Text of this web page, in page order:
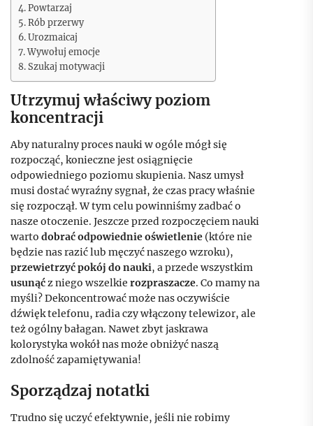
Powtarzaj
Rób przerwy
Urozmaicaj
Wywołuj emocje
Szukaj motywacji
Utrzymuj właściwy poziom
koncentracji
Aby naturalny proces nauki w ogóle mógł się
rozpocząć, konieczne jest osiągnięcie
odpowiedniego poziomu skupienia. Nasz umysł
musi dostać wyraźny sygnał, że czas pracy właśnie
się rozpoczął. W tym celu powinniśmy zadbać o
nasze otoczenie. Jeszcze przed rozpoczęciem nauki
warto dobrać odpowiednie oświetlenie (które nie
będzie nas razić lub męczyć naszego wzroku),
przewietrzyć pokój do nauki, a przede wszystkim
usunąćz niego wszelkie rozpraszacze. Co mamy na
myśli? Dekoncentrować może nas oczywiście
dźwięk telefonu, radia czy włączony telewizor, ale
też ogólny bałagan. Nawet zbyt jaskrawa
kolorystyka wokół nas może obniżyć naszą
zdolność zapamiętywania!
Sporządzaj notatki
Trudno się uczyć efektywnie, jeśli nie robimy